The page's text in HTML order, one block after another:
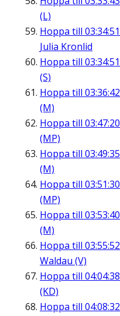
(L)
Hoppa till 03:34:51
Julia Kronlid
Hoppa till 03:34:51
(S)
Hoppa till 03:36:42
(M)
Hoppa till 03:47:20
(MP)
Hoppa till 03:49:35
(M)
Hoppa till 03:51:30
(MP)
Hoppa till 03:53:40
(M)
Hoppa till 03:55:52
Waldau (V)
Hoppa till 04:04:38
(KD)
Hoppa till 04:08:32